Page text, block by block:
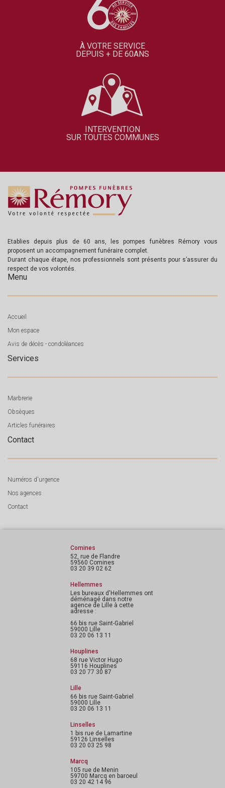
À VOTRE SERVICE
DEPUIS + DE 60ANS
INTERVENTION
SUR TOUTES COMMUNES
Etablies depuis plus de 60 ans, les pompes funèbres Rémory vous
proposent un accompagnement funéraire complet.
Durant chaque étape, nos professionnels sont présents pour s’assurer du
respect de vos volontés.
Menu
Accueil
Mon espace
Avis de décès - condoléances
Services
Marbrerie
Obsèques
Articles funéraires
Contact
Numéros d'urgence
Nos agences
Contact
Comines
52, rue de Flandre
59560 Comines
03 20 39 02 62
Hellemmes
Les bureaux d'Hellemmes ont
déménagé dans notre
agence de Lille à cette
adresse :
66 bis rue Saint-Gabriel
59000 Lille
03 20 06 13 11
Houplines
68 rue Victor Hugo
59116 Houplines
03 20 77 30 87
Lille
66 bis rue Saint-Gabriel
59000 Lille
03 20 06 13 11
Linselles
1 bis rue de Lamartine
59126 Linselles
03 20 03 25 98
Marcq
105 rue de Menin
59700 Marcq en baroeul
03 20 42 14 96